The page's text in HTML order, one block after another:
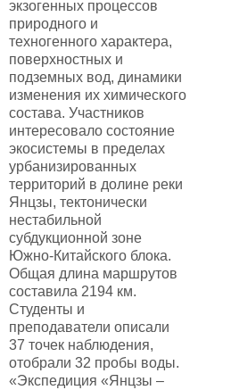
экзогенных процессов
природного и
техногенного характера,
поверхностных и
подземных вод, динамики
изменения их химического
состава. Участников
интересовало состояние
экосистемы в пределах
урбанизированных
территорий в долине реки
Янцзы, тектонически
нестабильной
субдукционной зоне
Южно-Китайского блока.
Общая длина маршрутов
составила 2194 км.
Студенты и
преподаватели описали
37 точек наблюдения,
отобрали 32 пробы воды.
«Экспедиция «Янцзы –